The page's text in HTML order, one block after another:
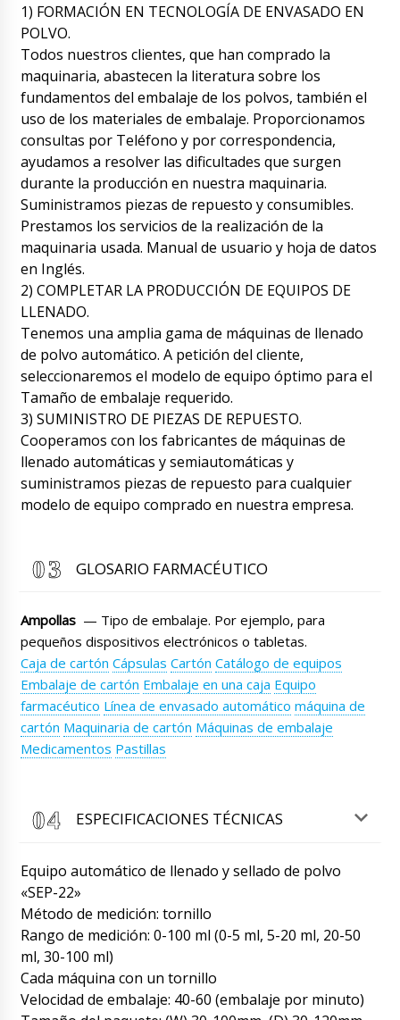
1) FORMACIÓN EN TECNOLOGÍA DE ENVASADO EN
POLVO.
Todos nuestros clientes, que han comprado la
maquinaria, abastecen la literatura sobre los
fundamentos del embalaje de los polvos, también el
uso de los materiales de embalaje. Proporcionamos
consultas por Teléfono y por correspondencia,
ayudamos a resolver las dificultades que surgen
durante la producción en nuestra maquinaria.
Suministramos piezas de repuesto y consumibles.
Prestamos los servicios de la realización de la
maquinaria usada. Manual de usuario y hoja de datos
en Inglés.
2) COMPLETAR LA PRODUCCIÓN DE EQUIPOS DE
LLENADO.
Tenemos una amplia gama de máquinas de llenado
de polvo automático. A petición del cliente,
seleccionaremos el modelo de equipo óptimo para el
Tamaño de embalaje requerido.
3) SUMINISTRO DE PIEZAS DE REPUESTO.
Cooperamos con los fabricantes de máquinas de
llenado automáticas y semiautomáticas y
suministramos piezas de repuesto para cualquier
modelo de equipo comprado en nuestra empresa.
GLOSARIO FARMACÉUTICO
Ampollas — Tipo de embalaje. Por ejemplo, para
pequeños dispositivos electrónicos o tabletas.
Caja de cartón Cápsulas Cartón Catálogo de equipos
Embalaje de cartón Embalaje en una caja Equipo
farmacéutico Línea de envasado automático máquina de
cartón Maquinaria de cartón Máquinas de embalaje
Medicamentos Pastillas
ESPECIFICACIONES TÉCNICAS
Equipo automático de llenado y sellado de polvo
«SEP-22»
Método de medición: tornillo
Rango de medición: 0-100 ml (0-5 ml, 5-20 ml, 20-50
ml, 30-100 ml)
Cada máquina con un tornillo
Velocidad de embalaje: 40-60 (embalaje por minuto)
Emily
Buenas tardes, por favor confirme que entre
las 12:00-14:00 recibiremos nuestro envío en
Valladolid? Póngase en contacto con la
empresa de transporte.
¡Hola Emily ! Los representantes de la
entrega de su envío dijeron que estará en
Valladolid en unos días. Por favor, espéralo.
07/08/2026 15:44
Lily
Somos de Nueva Jersey, pagamos el equipo
en su factura de ayer. ¿Se ha recibido el pago?
¿Cuánto tiempo tardará en entregarnos?
07/08/2026 15:50
Roman Tsibulsky
su equipo por fábrica 20 días hábiles, entrega
desde fábrica a nuestro almacén en EE. UU. 1
07/08/2026 15:52
Logan
Indique el estado de entrega del pedido.
Máquina selladora de ampollas de escritorio
RF-01 entrega a Fuengirola. Gracias.
07/08/2026 16:00
Roman Tsibulsky
entrega a Fuengirola está programada para
pasado mañana. Notifíquenos al recibirlo.
John
aconseje por favor la situación de la entrega.
07/08/2026 16:10
Roman Tsibulsky
Hola John, su equipo está en proceso de
despacho de aduana. Tu manager se pondrá